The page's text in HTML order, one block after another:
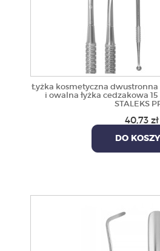
Łyżka kosmetyczna dwustronna
i owalna łyżka cedzakowa
STALEKS
40,73 zł
DO